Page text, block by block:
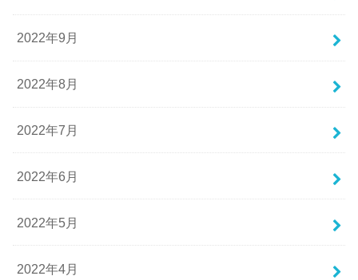
2022年9月
2022年8月
2022年7月
2022年6月
2022年5月
2022年4月